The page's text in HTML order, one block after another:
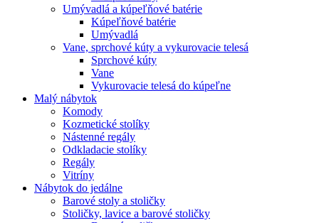
Umývadlá a kúpeľňové batérie
Kúpeľňové batérie
Umývadlá
Vane, sprchové kúty a vykurovacie telesá
Sprchové kúty
Vane
Vykurovacie telesá do kúpeľne
Malý nábytok
Komody
Kozmetické stolíky
Nástenné regály
Odkladacie stolíky
Regály
Vitríny
Nábytok do jedálne
Barové stoly a stoličky
Stoličky, lavice a barové stoličky